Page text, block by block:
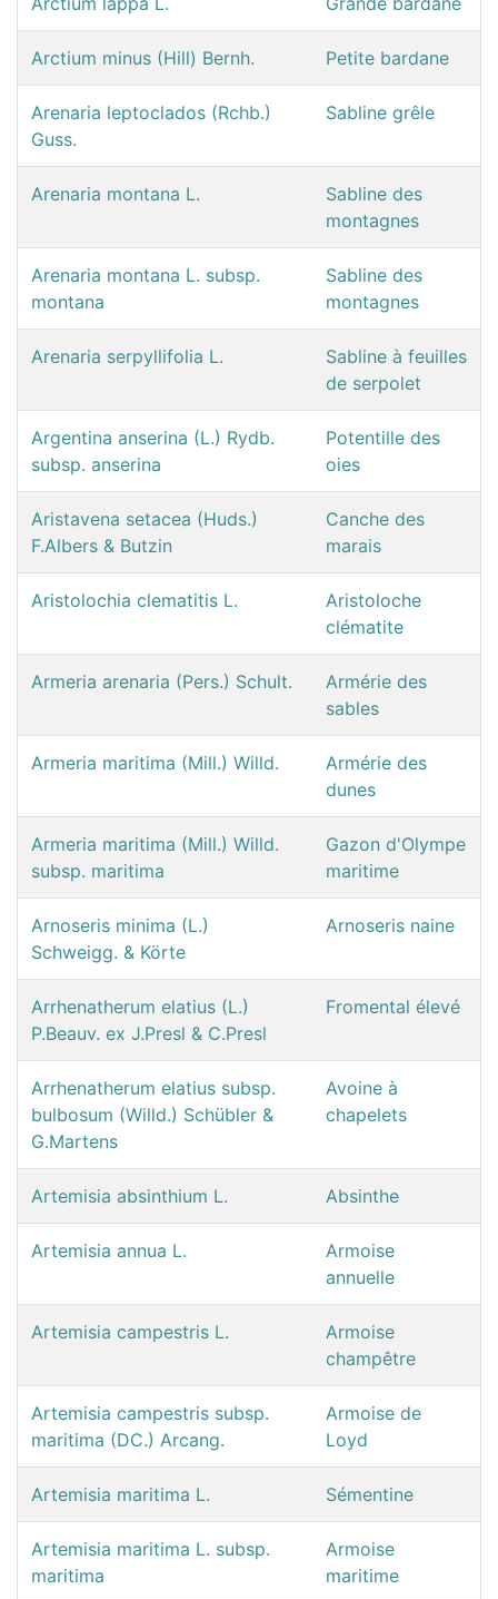
Arctium minus (Hill) Bernh. Petite bardane
Arenaria leptoclados (Rchb.)
Guss.
Sabline grêle
Arenaria montana L.
Sabline des
montagnes
Arenaria montana L. subsp.
montana
Sabline des
montagnes
Arenaria serpyllifolia L.
Sabline à feuilles
de serpolet
Argentina anserina (L.) Rydb.
subsp. anserina
Potentille des
oies
Aristavena setacea (Huds.)
F.Albers & Butzin
Canche des
marais
Aristolochia clematitis L.
Aristoloche
clématite
Armeria arenaria (Pers.) Schult.
Armérie des
sables
Armeria maritima (Mill.) Willd.
Armérie des
dunes
Armeria maritima (Mill.) Willd.
subsp. maritima
Gazon d'Olympe
maritime
Arnoseris minima (L.)
Schweigg. & Körte
Arnoseris naine
Arrhenatherum elatius (L.)
P.Beauv. ex J.Presl & C.Presl
Fromental élevé
Arrhenatherum elatius subsp.
bulbosum (Willd.) Schübler &
G.Martens
Avoine à
chapelets
Artemisia absinthium L. Absinthe
Artemisia annua L.
Armoise
annuelle
Artemisia campestris L.
Armoise
champêtre
Artemisia campestris subsp.
maritima (DC.) Arcang.
Armoise de
Loyd
Artemisia maritima L. Sémentine
Artemisia maritima L. subsp.
maritima
Armoise
maritime